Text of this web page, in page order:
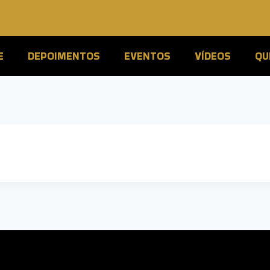
DEPOIMENTOS EVENTOS VÍDEOS